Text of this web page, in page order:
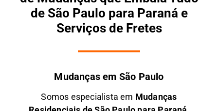
de São Paulo para Paraná e
Serviços de Fretes
Mudanças em São Paulo
Somos especialista em Mudanças